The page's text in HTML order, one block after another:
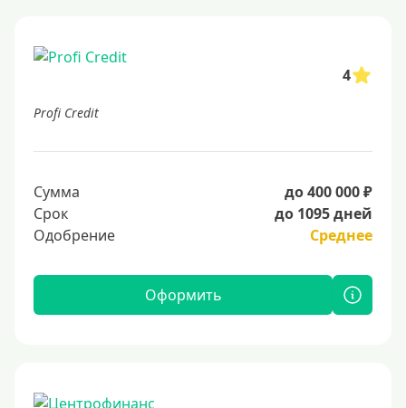
4
Profi Credit
Сумма
до 400 000 ₽
Срок
до 1095 дней
Одобрение
Среднее
Оформить